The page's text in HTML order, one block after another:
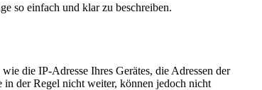
so einfach und klar zu beschreiben.
die IP-Adresse Ihres Gerätes, die Adressen der
der Regel nicht weiter, können jedoch nicht